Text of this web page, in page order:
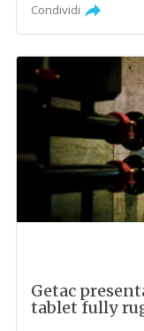
Condividi
Getac
tablet fully